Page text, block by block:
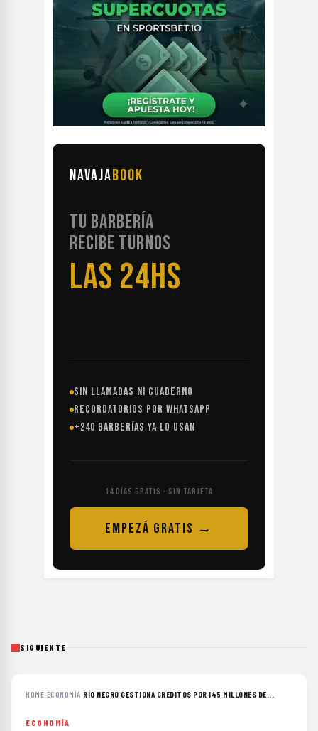
NAVAJABOOK
TU BARBERÍA
RECIBE TURNOS
LAS 24HS
SIN LLAMADAS NI CUADERNO
RECORDATORIOS POR WHATSAPP
+240 BARBERÍAS YA LO USAN
14 DÍAS GRATIS · SIN TARJETA
EMPEZÁ GRATIS →
SIGUIENTE
HOME›ECONOMÍA›RÍO NEGRO GESTIONA CRÉDITOS POR 145 MILLONES DE...
ECONOMÍA